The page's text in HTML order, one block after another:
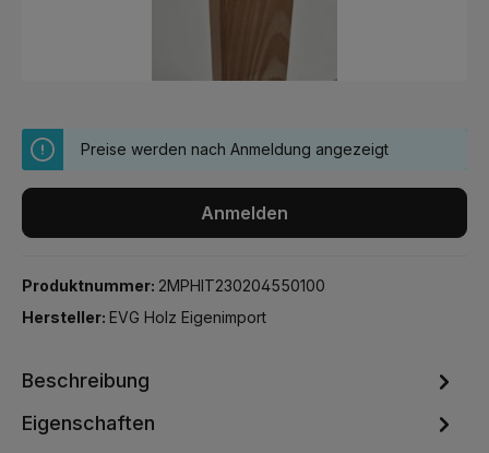
Preise werden nach Anmeldung angezeigt
Anmelden
Produktnummer: 2MPHIT230204550100
Hersteller: EVG Holz Eigenimport
Beschreibung
Eigenschaften